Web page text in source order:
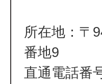
所在地：〒
番地9
直通電話番